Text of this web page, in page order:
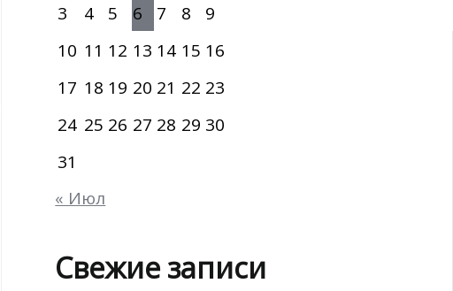
3
4 5 6 7 8
9
10 11 12 13 14 15 16
17 18 19 20 21 22 23
24 25 26 27 28 29 30
31
« Июл
Свежие записи